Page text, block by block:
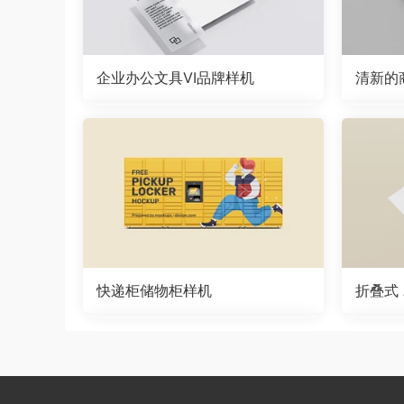
企业办公文具VI品牌样机 清新的
快递柜储物柜样机 折叠式